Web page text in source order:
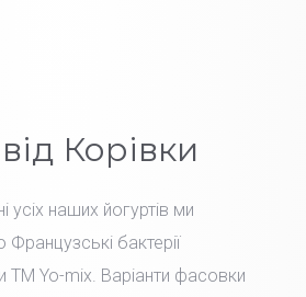
Корівки
усіх наших йогуртів ми
бактерії
TM Yo-mix. Варіанти фасовки